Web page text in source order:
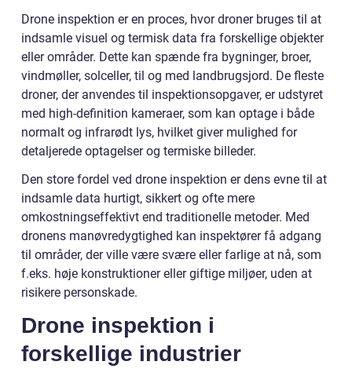
Drone inspektion er en proces, hvor droner bruges til at
indsamle visuel og termisk data fra forskellige objekter
eller områder. Dette kan spænde fra bygninger, broer,
vindmøller, solceller, til og med landbrugsjord. De fleste
droner, der anvendes til inspektionsopgaver, er udstyret
med high-definition kameraer, som kan optage i både
normalt og infrarødt lys, hvilket giver mulighed for
detaljerede optagelser og termiske billeder.
Den store fordel ved drone inspektion er dens evne til at
indsamle data hurtigt, sikkert og ofte mere
omkostningseffektivt end traditionelle metoder. Med
dronens manøvredygtighed kan inspektører få adgang
til områder, der ville være svære eller farlige at nå, som
f.eks. høje konstruktioner eller giftige miljøer, uden at
risikere personskade.
Drone inspektion i
forskellige industrier